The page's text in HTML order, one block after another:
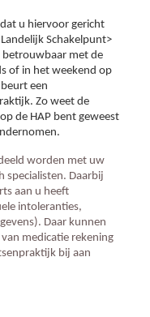
u hiervoor gericht
Schakelpunt>
betrouwbaar met de
of in het weekend op
een
Zo weet de
de HAP bent geweest
worden met uw
specialisten. Daarbij
aan u heeft
intoleranties,
Daar kunnen
medicatie rekening
bij aan